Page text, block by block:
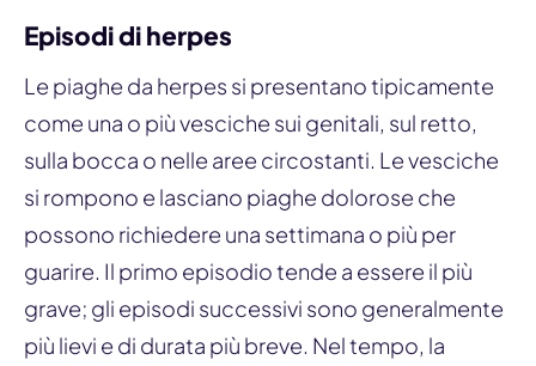
Episodi di herpes
Le piaghe da herpes si presentano tipicamente
come una o più vesciche sui genitali, sul retto,
sulla bocca o nelle aree circostanti. Le vesciche
si rompono e lasciano piaghe dolorose che
possono richiedere una settimana o più per
guarire. Il primo episodio tende a essere il più
grave; gli episodi successivi sono generalmente
più lievi e di durata più breve. Nel tempo, la